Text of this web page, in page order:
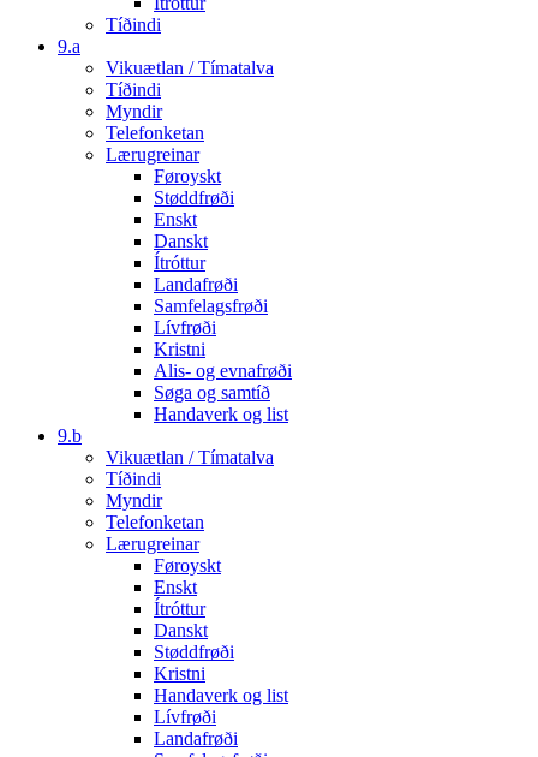
Tíðindi
9.a
Vikuætlan / Tímatalva
Tíðindi
Myndir
Telefonketan
Lærugreinar
Føroyskt
Støddfrøði
Enskt
Danskt
Ítróttur
Landafrøði
Samfelagsfrøði
Lívfrøði
Kristni
Alis- og evnafrøði
Søga og samtíð
Handaverk og list
9.b
Vikuætlan / Tímatalva
Tíðindi
Myndir
Telefonketan
Lærugreinar
Føroyskt
Enskt
Ítróttur
Danskt
Støddfrøði
Kristni
Handaverk og list
Lívfrøði
Landafrøði